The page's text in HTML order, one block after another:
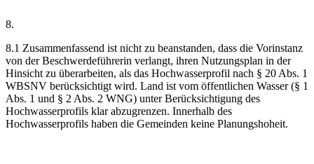
8.
8.1 Zusammenfassend ist nicht zu beanstanden, dass die Vorinstanz
von der Beschwerdeführerin verlangt, ihren Nutzungsplan in der
Hinsicht zu überarbeiten, als das Hochwasserprofil nach § 20 Abs. 1
WBSNV berücksichtigt wird. Land ist vom öffentlichen Wasser (§ 1
Abs. 1 und § 2 Abs. 2 WNG) unter Berücksichtigung des
Hochwasserprofils klar abzugrenzen. Innerhalb des
Hochwasserprofils haben die Gemeinden keine Planungshoheit.